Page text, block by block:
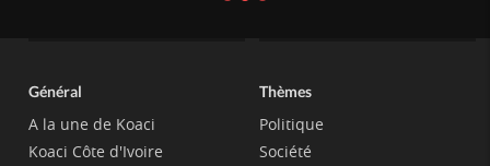
Général
A la une de Koaci
Koaci Côte d'Ivoire
Thèmes
Politique
Société